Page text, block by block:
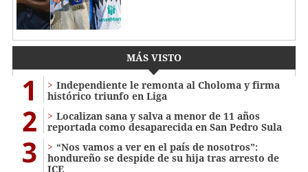
MÁS VISTO
1
Independiente le remonta al Choloma y firma
histórico triunfo en Liga
2
Localizan sana y salva a menor de 11 años
reportada como desaparecida en San Pedro Sula
3
“Nos vamos a ver en el país de nosotros”:
hondureño se despide de su hija tras arresto de
ICE